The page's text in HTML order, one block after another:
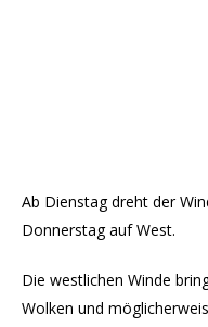
Ab Dienstag dreht der
Donnerstag auf West.
Die westlichen Winde
Wolken und